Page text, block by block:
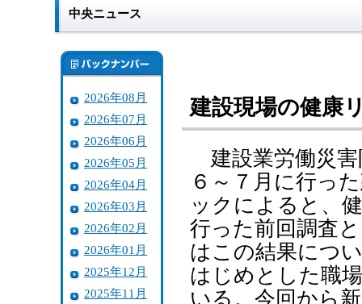
中央ニュース
2026年08月
2026年07月
2026年06月
2026年05月
2026年04月
2026年03月
2026年02月
2026年01月
2025年12月
2025年11月
建設現場の健康
建設業労働災害
６～７月に行っ
ックによると、
行った前回調査
はこの結果につ
はじめとした職
いる。今回から